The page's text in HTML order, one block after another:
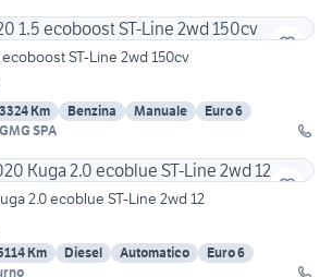
ecoboost ST-Line 2wd 150cv
Km Benzina Manuale
Euro 6
SPA
2.0 ecoblue ST-Line 2wd 12
Km Diesel Automatico
Euro 6